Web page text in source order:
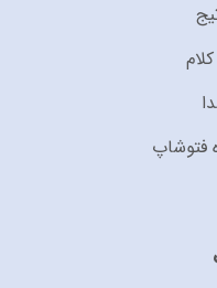
فتوشاپ